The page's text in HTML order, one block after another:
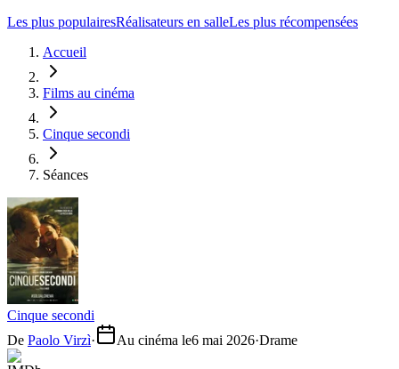
Les plus populairesRéalisateurs en salleLes plus récompensées
Accueil
Films au cinéma
Cinque secondi
Séances
Cinque secondi
De Paolo Virzì· Au cinéma le6 mai 2026·Drame